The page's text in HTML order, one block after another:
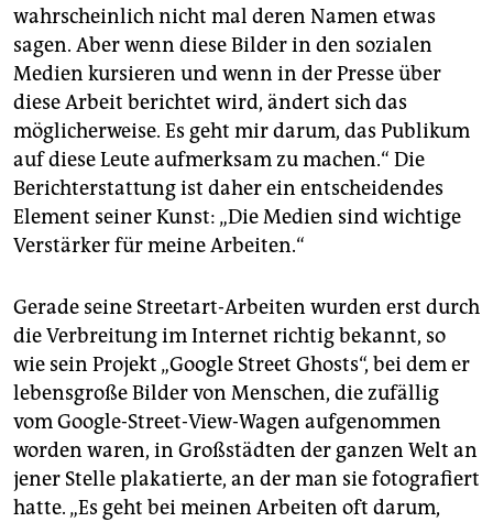
wahrscheinlich nicht mal deren Namen etwas
sagen. Aber wenn diese Bilder in den sozialen
Medien kursieren und wenn in der Presse über
diese Arbeit berichtet wird, ändert sich das
möglicherweise. Es geht mir darum, das Publikum
auf diese Leute aufmerksam zu machen.“ Die
Berichterstattung ist daher ein entscheidendes
Element seiner Kunst: „Die Medien sind wichtige
Verstärker für meine Arbeiten.“
Gerade seine Streetart-Arbeiten wurden erst durch
die Verbreitung im Internet richtig bekannt, so
wie sein Projekt „Google Street Ghosts“, bei dem er
lebensgroße Bilder von Menschen, die zufällig
vom Google-Street-View-Wagen aufgenommen
worden waren, in Großstädten der ganzen Welt an
jener Stelle plakatierte, an der man sie fotografiert
hatte. „Es geht bei meinen Arbeiten oft darum,